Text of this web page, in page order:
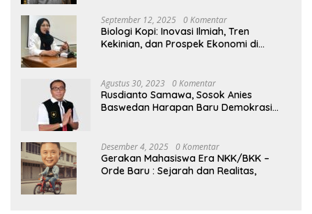
September 12, 2025 0 Komentar
Biologi Kopi: Inovasi Ilmiah, Tren
Kekinian, dan Prospek Ekonomi di
Agustus 30, 2023 0 Komentar
Rusdianto Samawa, Sosok Anies
Baswedan Harapan Baru Demokrasi
Desember 4, 2025 0 Komentar
Gerakan Mahasiswa Era NKK/BKK –
Orde Baru : Sejarah dan Realitas,